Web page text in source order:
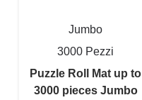
Jumbo
3000 Pezzi
Puzzle Roll Mat up to
3000 pieces Jumbo